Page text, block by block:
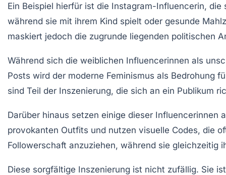
Ein Beispiel hierfür ist die Instagram-Influencerin,
während sie mit ihrem Kind spielt oder gesunde
maskiert jedoch die zugrunde liegenden politischen
Während sich die weiblichen Influencerinnen als
Posts wird der moderne Feminismus als Bedrohung
sind Teil der Inszenierung, die sich an ein Publikum
Darüber hinaus setzen einige dieser Influencerinnen
provokanten Outfits und nutzen visuelle Codes, die
Followerschaft anzuziehen, während sie gleichzeitig
Diese sorgfältige Inszenierung ist nicht zufällig. Sie